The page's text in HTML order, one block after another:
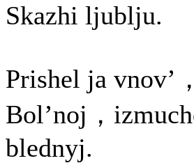
Skazhi ljublju.
Prishel ja vnov’，
Bol’noj，
blednyj.